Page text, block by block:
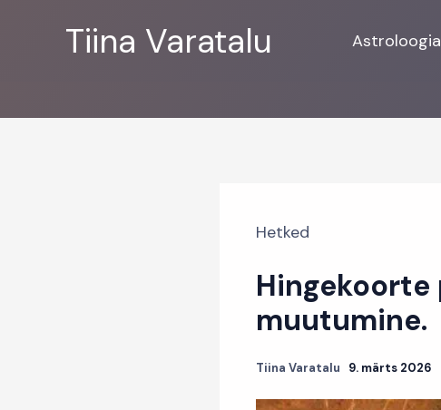
Tiina Varatalu Astroloogia
Hetked
muutumine.
Tiina Varatalu 9. märts 2026